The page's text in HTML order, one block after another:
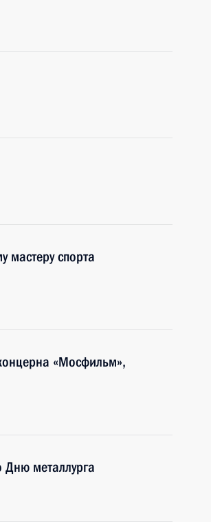
мастеру спорта
«Мосфильм»,
Дню металлурга